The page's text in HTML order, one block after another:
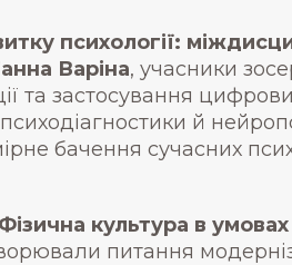
психології:
Варіна, учасники
та застосування
й
бачення сучасних
культура в
питання